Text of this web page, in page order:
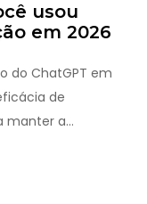
usou
em 2026
do ChatGPT em
de
manter a